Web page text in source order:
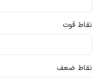
نقاط قوت
نقاط ضعف